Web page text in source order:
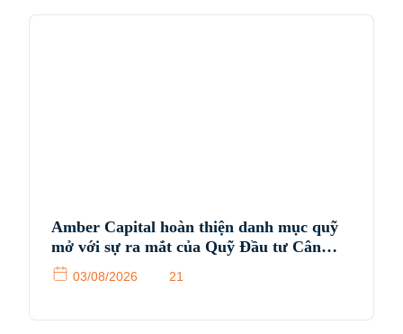
Amber Capital hoàn thiện danh mục quỹ
mở với sự ra mắt của Quỹ Đầu tư Cân
bằng Amber (ABIF)
03/08/2026 21